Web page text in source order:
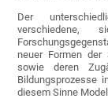
Der
verschiedene,
neuer Formen der
sowie deren
Bildungsprozesse
diesem Sinne